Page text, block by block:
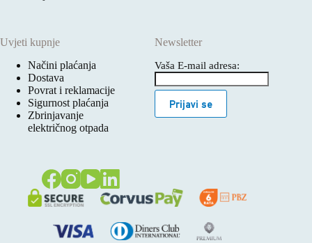
Uvjeti kupnje
Načini plaćanja
Dostava
Povrat i reklamacije
Sigurnost plaćanja
Zbrinjavanje
električnog otpada
Newsletter
Vaša E-mail adresa:
Prijavi se